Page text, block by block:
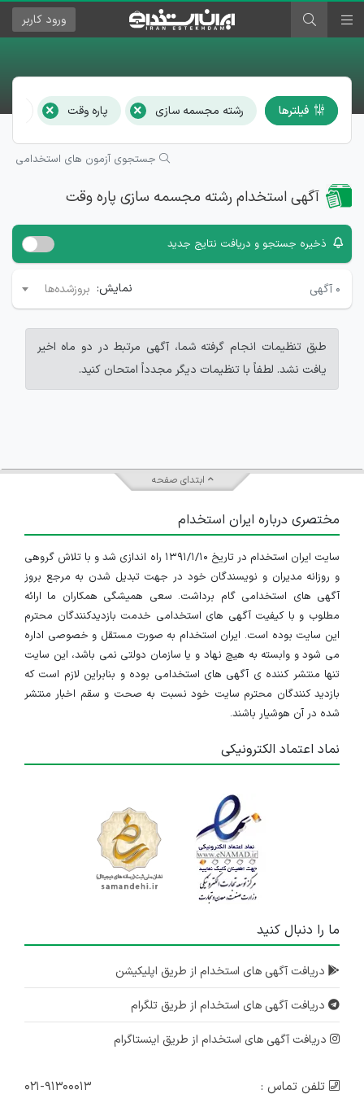
ورود کاربر
فیلترها رشته مجسمه سازی × پاره وقت ×
جستجوی آزمون های استخدامی
آگهی استخدام رشته مجسمه سازی پاره وقت
ذخیره جستجو و دریافت نتایج جدید
۰ آگهی نمایش: بروزشده‌ها
طبق تنظیمات انجام گرفته شما، آگهی مرتبط در دو ماه اخیر
یافت نشد. لطفاً با تنظیمات دیگر مجدداً امتحان کنید.
ابتدای صفحه
مختصری درباره ایران استخدام
سایت ایران استخدام در تاریخ ۱۳۹۱/۱/۱۰ راه اندازی شد و با تلاش گروهی
و روزانه مدیران و نویسندگان خود در جهت تبدیل شدن به مرجع بروز
آگهی های استخدامی گام برداشت. سعی همیشگی همکاران ما ارائه
مطلوب و با کیفیت آگهی های استخدامی خدمت بازدیدکنندگان محترم
این سایت بوده است. ایران استخدام به صورت مستقل و خصوصی اداره
می شود و وابسته به هیچ نهاد و یا سازمان دولتی نمی باشد، این سایت
تنها منتشر کننده ی آگهی های استخدامی بوده و بنابراین لازم است که
بازدید کنندگان محترم سایت خود نسبت به صحت و سقم اخبار منتشر
شده در آن هوشیار باشند.
نماد اعتماد الکترونیکی
ما را دنبال کنید
دریافت آگهی های استخدام از طریق اپلیکیشن
دریافت آگهی های استخدام از طریق تلگرام
دریافت آگهی های استخدام از طریق اینستاگرام
تلفن تماس : ۰۲۱-۹۱۳۰۰۰۱۳